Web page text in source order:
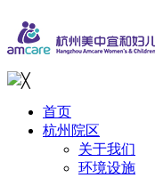
╳
首页
杭州院区
关于我们
环境设施